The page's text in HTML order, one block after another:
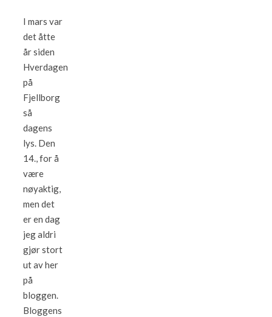
I mars var
det åtte
år siden
Hverdagen
på
Fjellborg
så
dagens
lys. Den
14., for å
være
nøyaktig,
men det
er en dag
jeg aldri
gjør stort
ut av her
på
bloggen.
Bloggens